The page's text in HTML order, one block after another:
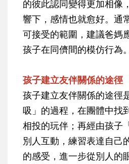
的彼此認同變得更加相像
響下，感情也就愈好。通
可接受的範圍，建議爸媽
孩子在同儕間的模仿行為。
孩子建立友伴關係的途徑
孩子建立友伴關係的途徑
吸」的過程，在團體中找
相投的玩伴；再經由孩子
別人互動，練習表達自己
的感受，進一步從別人的